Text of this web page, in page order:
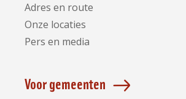
Adres en route
Onze locaties
Pers en media
Voor gemeenten